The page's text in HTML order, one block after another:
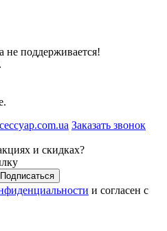
не поддерживается!
Заказать звонок
и скидках?
Подписаться
и согласен с